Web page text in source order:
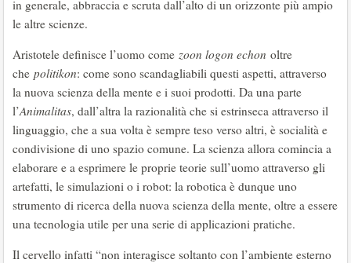
in generale, abbraccia e scruta dall’alto di un orizzonte più ampio
le altre scienze.
Aristotele definisce l’uomo come zoon logon echon oltre
che politikon: come sono scandagliabili questi aspetti, attraverso
la nuova scienza della mente e i suoi prodotti. Da una parte
l’Animalitas, dall’altra la razionalità che si estrinseca attraverso il
linguaggio, che a sua volta è sempre teso verso altri, è socialità e
condivisione di uno spazio comune. La scienza allora comincia a
elaborare e a esprimere le proprie teorie sull’uomo attraverso gli
artefatti, le simulazioni o i robot: la robotica è dunque uno
strumento di ricerca della nuova scienza della mente, oltre a essere
una tecnologia utile per una serie di applicazioni pratiche.
Il cervello infatti “non interagisce soltanto con l’ambiente esterno